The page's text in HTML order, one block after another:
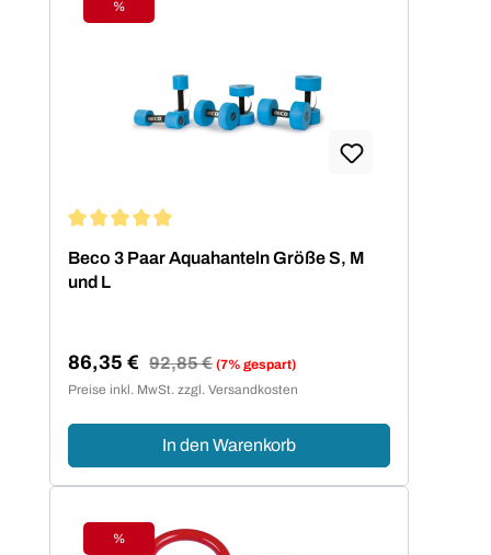
Rabatt
%
Beco 3 Paar Aquahanteln Größe S, M
und L
Verkaufspreis:
86,35 € Regulärer Preis:
92,85 € (7% gespart)
Preise inkl. MwSt. zzgl. Versandkosten
In den Warenkorb
%